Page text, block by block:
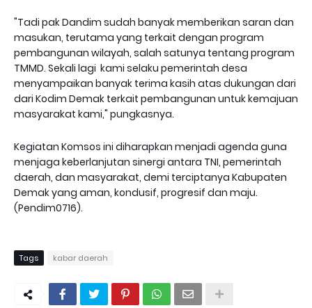
"Tadi pak Dandim sudah banyak memberikan saran dan
masukan, terutama yang terkait dengan program
pembangunan wilayah, salah satunya tentang program
TMMD. Sekali lagi kami selaku pemerintah desa
menyampaikan banyak terima kasih atas dukungan dari
dari Kodim Demak terkait pembangunan untuk kemajuan
masyarakat kami," pungkasnya.
​Kegiatan Komsos ini diharapkan menjadi agenda guna
menjaga keberlanjutan sinergi antara TNI, pemerintah
daerah, dan masyarakat, demi terciptanya Kabupaten
Demak yang aman, kondusif, progresif dan maju.
(Pendim0716).
Tags kabar daerah